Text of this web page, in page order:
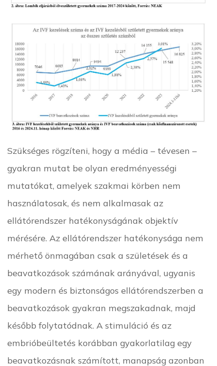
Szükséges rögzíteni, hogy a média – tévesen –
gyakran mutat be olyan eredményességi
mutatókat, amelyek szakmai körben nem
használatosak, és nem alkalmasak az
ellátórendszer hatékonyságának objektív
mérésére. Az ellátórendszer hatékonysága nem
mérhető önmagában csak a születések és a
beavatkozások számának arányával, ugyanis
egy modern és biztonságos ellátórendszerben a
beavatkozások gyakran megszakadnak, majd
később folytatódnak. A stimuláció és az
embrióbeültetés korábban gyakorlatilag egy
beavatkozásnak számított, manapság azonban